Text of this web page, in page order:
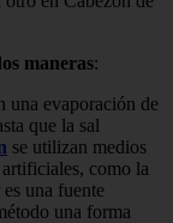
maneras:
una evaporación de
que la sal
se utilizan medios
como la
una fuente
una forma